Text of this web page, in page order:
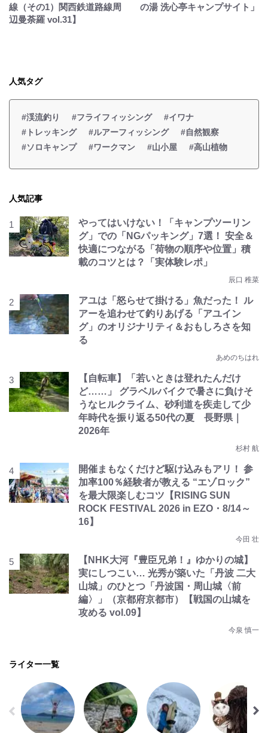
線（その1）関西鉄道路線周
辺曼荼羅 vol.31】
の湯 洗心亭キャンプサイト」
人気タグ
#渓流釣り #フライフィッシング
#イワナ
#トレッキング
#ルアーフィッシング
#自然観察
#ソロキャンプ
#ワークマン #山小屋 #高山植物
人気記事
やってはいけない！「キャンプツーリン
グ」での「NGパッキング」7選！ 安全＆
快適につながる「荷物の順序や位置」積
載のコツとは？「実体験レポ」
辰口 稚菜
アユは「怒らせて掛ける」魚だった！ ル
アーを追わせて釣りあげる「アユイン
グ」のオリジナリティ＆おもしろさを知
る
あめのちはれ
【自転車】「若いときは登れたんだけ
ど……」 グラベルバイクで暑さに負けそ
うなヒルクライム、砂利道を疾走して少
年時代を振り返る50代の夏 長野県｜
2026年
杉村 航
開催まもなくだけど駆け込みもアリ！ 参
加率100％経験者が教える “エゾロック”
を最大限楽しむコツ【RISING SUN
ROCK FESTIVAL 2026 in EZO・8/14～
16】
今田 壮
【NHK大河『豊臣兄弟！』ゆかりの城】
実にしつこい… 光秀が築いた「丹波 二大
山城」のひとつ「丹波国・周山城〈前
編〉」（京都府京都市）【戦国の山城を
攻める vol.09】
今泉 慎一
ライター一覧